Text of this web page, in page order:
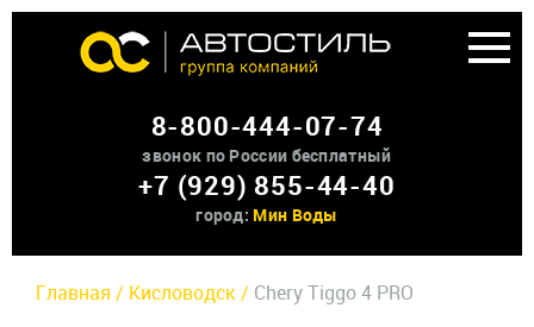
Аренда доп оборудования
О нас
Контакты
8-800-444-07-74
звонок по России бесплатный
+7 (929) 855-44-40
город: Мин Воды
Главная / Кисловодск / Chery Tiggo 4 PRO